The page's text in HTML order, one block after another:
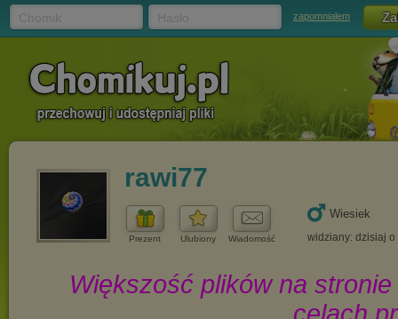
zapomniałem
rawi77
Prezent Ulubiony Wiadomość
Wiesiek
widziany: dzisiaj o